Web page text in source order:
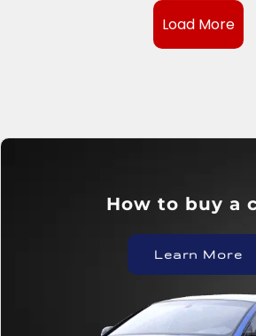
Load More
Learn More